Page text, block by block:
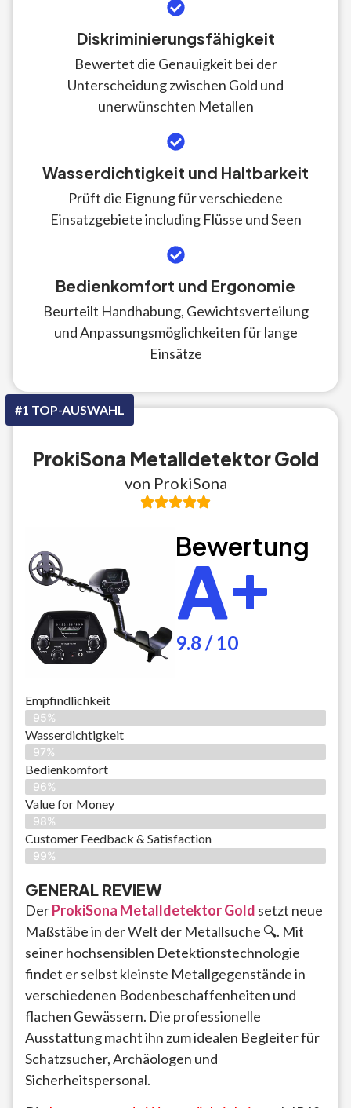
Diskriminierungsfähigkeit
Bewertet die Genauigkeit bei der
Unterscheidung zwischen Gold und
unerwünschten Metallen
Wasserdichtigkeit und Haltbarkeit
Prüft die Eignung für verschiedene
Einsatzgebiete including Flüsse und Seen
Bedienkomfort und Ergonomie
Beurteilt Handhabung, Gewichtsverteilung
und Anpassungsmöglichkeiten für lange
Einsätze
#1 TOP-AUSWAHL
ProkiSona Metalldetektor Gold
von ProkiSona
Bewertung
A+
9.8 / 10
Empfindlichkeit
95%
Wasserdichtigkeit
97%
Bedienkomfort
96%
Value for Money
98%
Customer Feedback & Satisfaction​
99%
GENERAL REVIEW
DerProkiSona Metalldetektor Gold setzt neue
Maßstäbe in der Welt der Metallsuche 🔍. Mit
seiner hochsensiblen Detektionstechnologie
findet er selbst kleinste Metallgegenstände in
verschiedenen Bodenbeschaffenheiten und
flachen Gewässern. Die professionelle
Ausstattung macht ihn zum idealen Begleiter für
Schatzsucher, Archäologen und
Sicherheitspersonal.